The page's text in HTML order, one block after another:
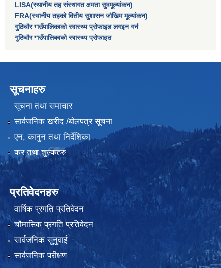
LISA(स्थानीय तह संस्थागत क्षमता सुवमूल्यांकन)
FRA(स्थानीय तहको वित्तीय सुशासन जोखिम मूल्यांकन)
गुठिचौर गाउँपालिकाको स्वास्थ्य प्रोफाइल लगइन गर्न
गुठिचौर गाउँपालिकाको स्वास्थ्य प्रोफाइल
सूचनाहरु
सूचना तथा समाचार
सार्वजनिक खरीद /बोलपत्र सूचना
एन, कानुन तथा निर्देशिका
कर तथा शुल्कहरु
प्रतिवेदनहरु
वार्षिक प्रगति प्रतिवेदन
चौमासिक प्रगति प्रतिवेदन
सार्वजनिक सुनुवाई
सार्वजनिक परीक्षण